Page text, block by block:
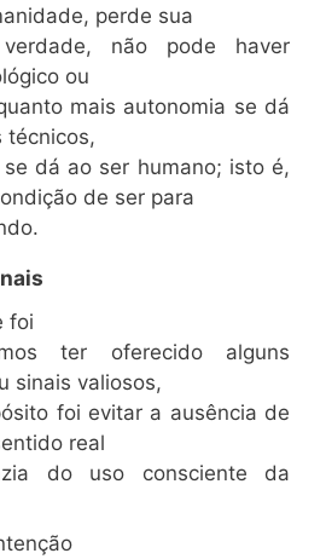
perde sua
não pode haver
ou
mais autonomia se dá
técnicos,
dá ao ser humano; isto é,
de ser para
foi
ter oferecido alguns
sinais valiosos,
foi evitar a ausência de
real
do uso consciente da